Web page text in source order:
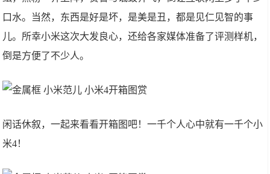
口水。当然，东西是好是坏，是美是丑，都是见仁见智的事
儿。所幸小米这次大发良心，还给各家媒体准备了评测样机，
倒是方便了不少人。
闲话休叙，一起来看看开箱图吧！一千个人心中就有一千个小
米4！